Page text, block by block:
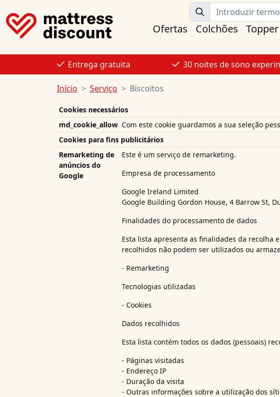
Ofertas Colchões Topper
Entrega gratuita 30 noites de sono
Início Serviço Biscoitos
Cookies necessários
md_cookie_allow Com este cookie guardamos a sua seleção
Cookies para fins publicitários
Remarketing de
anúncios do
Google
Este é um serviço de remarketing.
Empresa de processamento
Google Ireland Limited
Google Building Gordon House, 4 Barrow St,
Finalidades do processamento de dados
Esta lista apresenta as finalidades da recolha
recolhidos não podem ser utilizados ou
- Remarketing
Tecnologias utilizadas
- Cookies
Dados recolhidos
Esta lista contém todos os dados (pessoais)
- Páginas visitadas
- Endereço IP
- Duração da visita
- Outras informações sobre a utilização dos